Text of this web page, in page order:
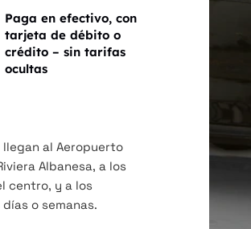
Paga en efectivo, con
tarjeta de débito o
crédito – sin tarifas
ocultas
al Aeropuerto
Albanesa, a los
centro, y a los
o semanas.